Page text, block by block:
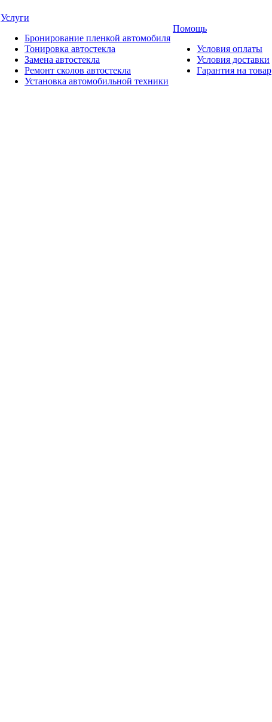
Услуги
Бронирование пленкой автомобиля
Тонировка автостекла
Замена автостекла
Ремонт сколов автостекла
Установка автомобильной техники
Помощь
Условия оплаты
Условия доставки
Гарантия на товар